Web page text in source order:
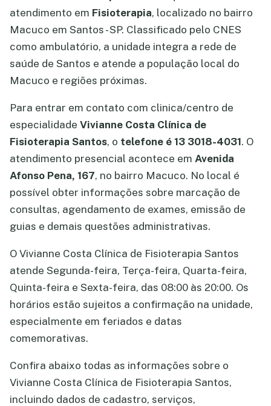
atendimento em Fisioterapia, localizado no bairro
Macuco em Santos - SP. Classificado pelo CNES
como ambulatório, a unidade integra a rede de
saúde de Santos e atende a população local do
Macuco e regiões próximas.
Para entrar em contato com clinica/centro de
especialidade Vivianne Costa Clínica de
Fisioterapia Santos, o telefone é 13 3018-4031. O
atendimento presencial acontece em Avenida
Afonso Pena, 167, no bairro Macuco. No local é
possível obter informações sobre marcação de
consultas, agendamento de exames, emissão de
guias e demais questões administrativas.
O Vivianne Costa Clínica de Fisioterapia Santos
atende Segunda-feira, Terça-feira, Quarta-feira,
Quinta-feira e Sexta-feira, das 08:00 às 20:00. Os
horários estão sujeitos a confirmação na unidade,
especialmente em feriados e datas
comemorativas.
Confira abaixo todas as informações sobre o
Vivianne Costa Clínica de Fisioterapia Santos,
incluindo dados de cadastro, serviços,